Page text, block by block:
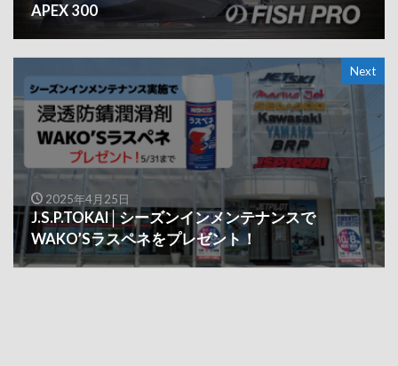
APEX 300
Next
2025年4月25日
J.S.P.TOKAI│シーズンインメンテナンスで
WAKO’Sラスペネをプレゼント！